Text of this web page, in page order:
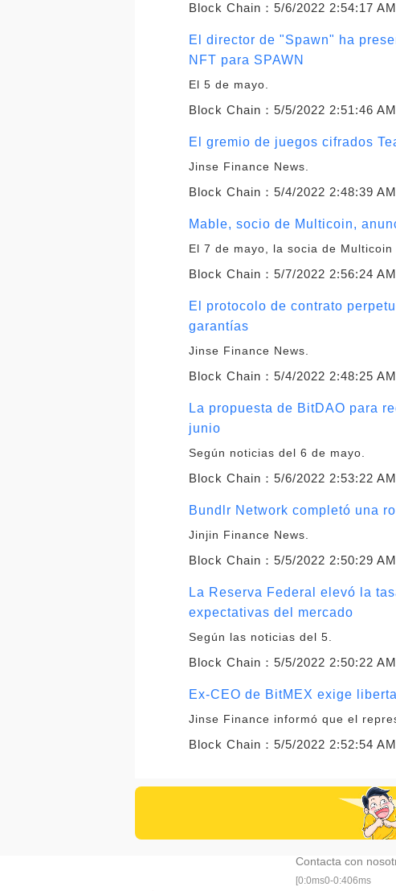
Block Chain：5/6/2022 2:54:17 AM
El director de "Spawn" ha
NFT para SPAWN
El 5 de mayo.
Block Chain：5/5/2022 2:51:46 AM
El gremio de juegos cifrados
Jinse Finance News.
Block Chain：5/4/2022 2:48:39 AM
Mable, socio de Multicoin,
El 7 de mayo, la socia de
Block Chain：5/7/2022 2:56:24 AM
El protocolo de contrato
garantías
Jinse Finance News.
Block Chain：5/4/2022 2:48:25 AM
La propuesta de BitDAO para
junio
Según noticias del 6 de mayo.
Block Chain：5/6/2022 2:53:22 AM
Bundlr Network completó una
Jinjin Finance News.
Block Chain：5/5/2022 2:50:29 AM
La Reserva Federal elevó la
expectativas del mercado
Según las noticias del 5.
Block Chain：5/5/2022 2:50:22 AM
Ex-CEO de BitMEX exige
Jinse Finance informó que el
Block Chain：5/5/2022 2:52:54 AM
Contacta con
[0:0ms0-0:406ms